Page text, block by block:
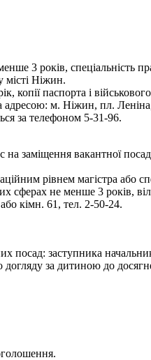
3 років, спеціальність
місті Ніжин.
копії паспорта і
адресою: м. Ніжин, пл.
за телефоном 5-31-96.
заміщення вакантної
рівнем магістра або
сферах не менше 3 років,
кімн. 61, тел. 2-50-24.
заступника
за дитиною до